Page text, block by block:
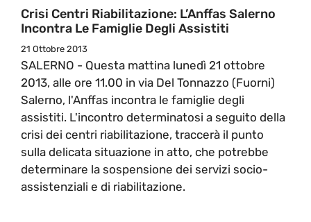
Crisi Centri Riabilitazione: L’Anffas Salerno
Incontra Le Famiglie Degli Assistiti
21 Ottobre 2013
SALERNO - Questa mattina lunedì 21 ottobre
2013, alle ore 11.00 in via Del Tonnazzo (Fuorni)
Salerno, l'Anffas incontra le famiglie degli
assistiti. L'incontro determinatosi a seguito della
crisi dei centri riabilitazione, traccerà il punto
sulla delicata situazione in atto, che potrebbe
determinare la sospensione dei servizi socio-
assistenziali e di riabilitazione.